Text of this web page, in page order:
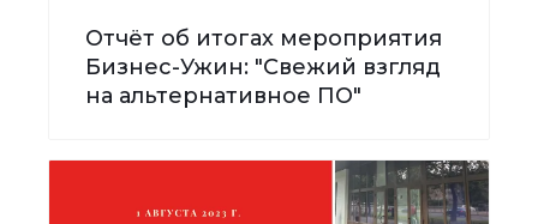
Отчёт об итогах мероприятия
Бизнес-Ужин: "Свежий взгляд
на альтернативное ПО"